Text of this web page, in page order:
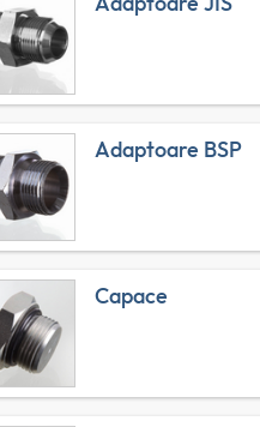
Adaptoare BSP
Capace